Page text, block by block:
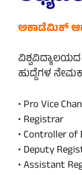
ಅಕಾಡೆಮಿಕ್
ಹುದ್ದೆಗಳ
• Pro Vice
• Registrar
• Controller
• Deputy
• Assistant